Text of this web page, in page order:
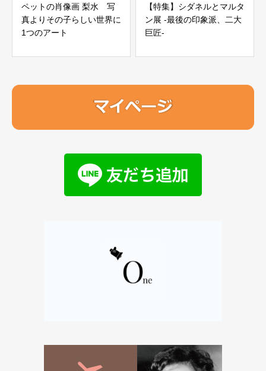
ペットの肖像画 梨水 写
真よりその子らしい世界に
1つのアート
【特集】シダネルとマルタ
ン展 -最後の印象派、二大
巨匠-